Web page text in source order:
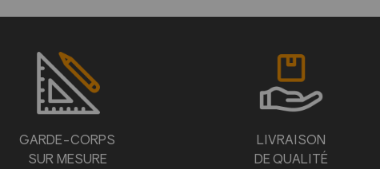
GARDE-CORPS
SUR MESURE
LIVRAISON
DE QUALITÉ